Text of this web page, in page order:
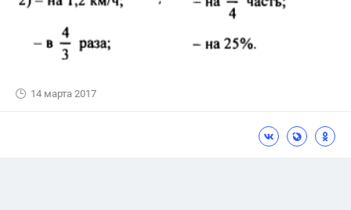
14 марта 2017